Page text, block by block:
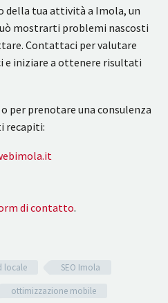
della tua attività a Imola, un
mostrarti problemi nascosti
Contattaci per valutare
e iniziare a ottenere risultati
per prenotare una consulenza
recapiti:
di contatto.
locale
SEO Imola
ottimizzazione mobile